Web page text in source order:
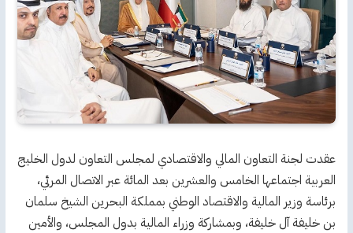
عقدت لجنة التعاون المالي والاقتصادي لمجلس التعاون لدول الخليج
العربية اجتماعها الخامس والعشرين بعد المائة عبر الاتصال المرئي،
برئاسة وزير المالية والاقتصاد الوطني بمملكة البحرين الشيخ سلمان
بن خليفة آل خليفة، وبمشاركة وزراء المالية بدول المجلس، والأمين